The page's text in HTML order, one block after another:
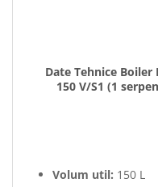
Date Tehnice Boiler
150 V/S1 (1
Volum util: 150 L